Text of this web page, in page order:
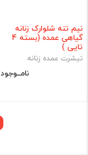
نیم تنه شلوارک زنانه
گیاهی عمده (بسته 4
تایی )
تیشرت عمده زنانه
نامــوجود